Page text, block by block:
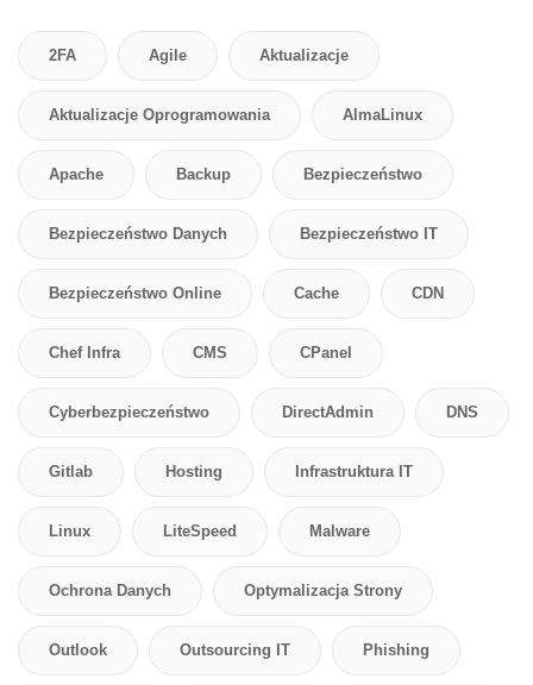
2FA Agile Aktualizacje
Aktualizacje Oprogramowania AlmaLinux
Apache Backup Bezpieczeństwo
Bezpieczeństwo Danych Bezpieczeństwo IT
Bezpieczeństwo Online Cache CDN
Chef Infra CMS CPanel
Cyberbezpieczeństwo DirectAdmin DNS
Gitlab Hosting Infrastruktura IT
Linux LiteSpeed Malware
Ochrona Danych Optymalizacja Strony
Outlook Outsourcing IT Phishing